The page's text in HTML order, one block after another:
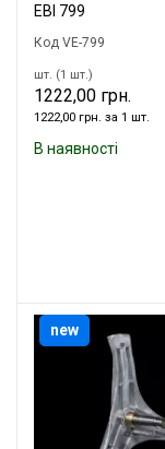
EBI 799
Код VE-799
шт. (1 шт.)
1222,00 грн.
1222,00 грн. за 1 шт.
В наявності
new